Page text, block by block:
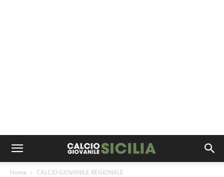
Home CALCIO GIOVANILE REGIONALE